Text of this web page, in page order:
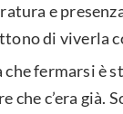
e
di viverla
che fermarsi è
che c’era già.